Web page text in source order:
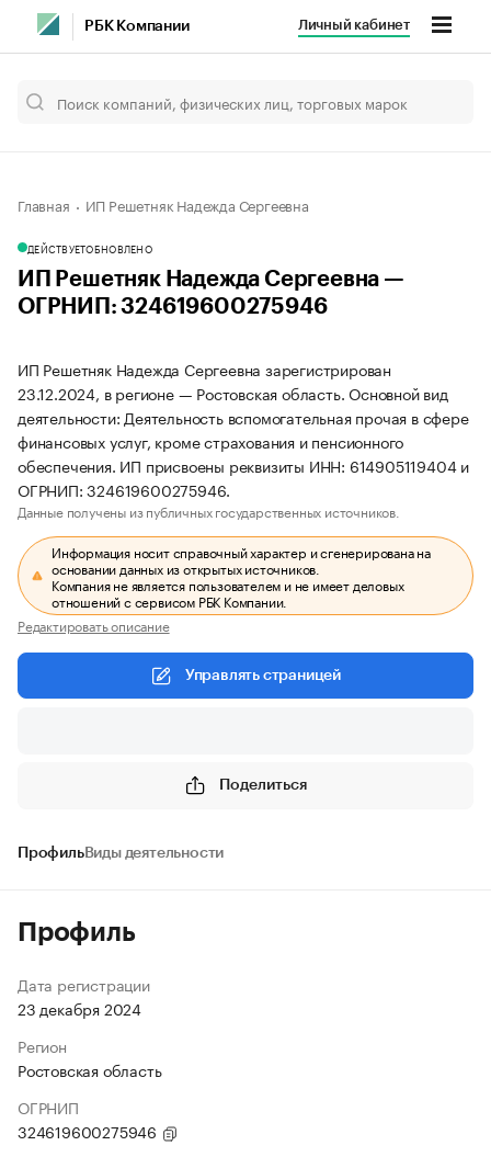
РБК Компании Личный кабинет
Главная ИП Решетняк Надежда Сергеевна
ДЕЙСТВУЕТОБНОВЛЕНО
ИП Решетняк Надежда Сергеевна —
ОГРНИП: 324619600275946
ИП Решетняк Надежда Сергеевна зарегистрирован
23.12.2024, в регионе — Ростовская область. Основной вид
деятельности: Деятельность вспомогательная прочая в сфере
финансовых услуг, кроме страхования и пенсионного
обеспечения. ИП присвоены реквизиты ИНН: 614905119404 и
ОГРНИП: 324619600275946.
Данные получены из публичных государственных источников.
Информация носит справочный характер и сгенерирована на
основании данных из открытых источников.
Компания не является пользователем и не имеет деловых
отношений с сервисом РБК Компании.
Редактировать описание
Управлять страницей
Поделиться
ПрофильВиды деятельности
Профиль
Дата регистрации
23 декабря 2024
Регион
Ростовская область
ОГРНИП
324619600275946